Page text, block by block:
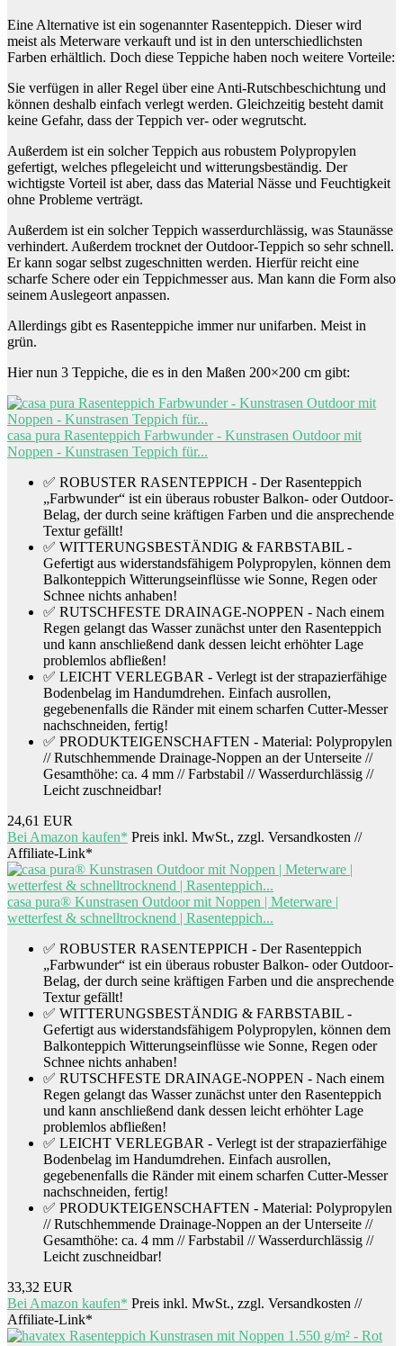
Eine Alternative ist ein sogenannter Rasenteppich. Dieser wird
meist als Meterware verkauft und ist in den unterschiedlichsten
Farben erhältlich. Doch diese Teppiche haben noch weitere Vorteile:
Sie verfügen in aller Regel über eine Anti-Rutschbeschichtung und
können deshalb einfach verlegt werden. Gleichzeitig besteht damit
keine Gefahr, dass der Teppich ver- oder wegrutscht.
Außerdem ist ein solcher Teppich aus robustem Polypropylen
gefertigt, welches pflegeleicht und witterungsbeständig. Der
wichtigste Vorteil ist aber, dass das Material Nässe und Feuchtigkeit
ohne Probleme verträgt.
Außerdem ist ein solcher Teppich wasserdurchlässig, was Staunässe
verhindert. Außerdem trocknet der Outdoor-Teppich so sehr schnell.
Er kann sogar selbst zugeschnitten werden. Hierfür reicht eine
scharfe Schere oder ein Teppichmesser aus. Man kann die Form also
seinem Auslegeort anpassen.
Allerdings gibt es Rasenteppiche immer nur unifarben. Meist in
grün.
Hier nun 3 Teppiche, die es in den Maßen 200×200 cm gibt:
casa pura Rasenteppich Farbwunder - Kunstrasen Outdoor mit
Noppen - Kunstrasen Teppich für...
✅ ROBUSTER RASENTEPPICH - Der Rasenteppich
„Farbwunder“ ist ein überaus robuster Balkon- oder Outdoor-
Belag, der durch seine kräftigen Farben und die ansprechende
Textur gefällt!
✅ WITTERUNGSBESTÄNDIG & FARBSTABIL -
Gefertigt aus widerstandsfähigem Polypropylen, können dem
Balkonteppich Witterungseinflüsse wie Sonne, Regen oder
Schnee nichts anhaben!
✅ RUTSCHFESTE DRAINAGE-NOPPEN - Nach einem
Regen gelangt das Wasser zunächst unter den Rasenteppich
und kann anschließend dank dessen leicht erhöhter Lage
problemlos abfließen!
✅ LEICHT VERLEGBAR - Verlegt ist der strapazierfähige
Bodenbelag im Handumdrehen. Einfach ausrollen,
gegebenenfalls die Ränder mit einem scharfen Cutter-Messer
nachschneiden, fertig!
✅ PRODUKTEIGENSCHAFTEN - Material: Polypropylen
// Rutschhemmende Drainage-Noppen an der Unterseite //
Gesamthöhe: ca. 4 mm // Farbstabil // Wasserdurchlässig //
Leicht zuschneidbar!
24,61 EUR
Bei Amazon kaufen* Preis inkl. MwSt., zzgl. Versandkosten //
Affiliate-Link*
casa pura® Kunstrasen Outdoor mit Noppen | Meterware |
wetterfest & schnelltrocknend | Rasenteppich...
✅ ROBUSTER RASENTEPPICH - Der Rasenteppich
„Farbwunder“ ist ein überaus robuster Balkon- oder Outdoor-
Belag, der durch seine kräftigen Farben und die ansprechende
Textur gefällt!
✅ WITTERUNGSBESTÄNDIG & FARBSTABIL -
Gefertigt aus widerstandsfähigem Polypropylen, können dem
Balkonteppich Witterungseinflüsse wie Sonne, Regen oder
Schnee nichts anhaben!
✅ RUTSCHFESTE DRAINAGE-NOPPEN - Nach einem
Regen gelangt das Wasser zunächst unter den Rasenteppich
und kann anschließend dank dessen leicht erhöhter Lage
problemlos abfließen!
✅ LEICHT VERLEGBAR - Verlegt ist der strapazierfähige
Bodenbelag im Handumdrehen. Einfach ausrollen,
gegebenenfalls die Ränder mit einem scharfen Cutter-Messer
nachschneiden, fertig!
✅ PRODUKTEIGENSCHAFTEN - Material: Polypropylen
// Rutschhemmende Drainage-Noppen an der Unterseite //
Gesamthöhe: ca. 4 mm // Farbstabil // Wasserdurchlässig //
Leicht zuschneidbar!
33,32 EUR
Bei Amazon kaufen* Preis inkl. MwSt., zzgl. Versandkosten //
Affiliate-Link*